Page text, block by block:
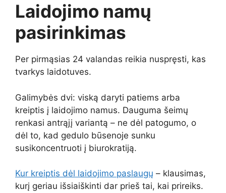
Laidojimo namų
pasirinkimas
Per pirmąsias 24 valandas reikia nuspręsti, kas
tvarkys laidotuves.
Galimybės dvi: viską daryti patiems arba
kreiptis į laidojimo namus. Dauguma šeimų
renkasi antrąjį variantą – ne dėl patogumo, o
dėl to, kad gedulo būsenoje sunku
susikoncentruoti į biurokratiją.
Kur kreiptis dėl laidojimo paslaugų – klausimas,
kurį geriau išsiaiškinti dar prieš tai, kai prireiks.